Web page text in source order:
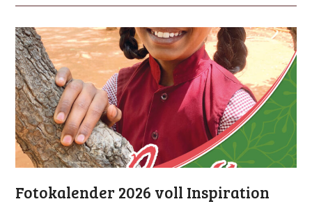
Fotokalender 2026 voll Inspiration